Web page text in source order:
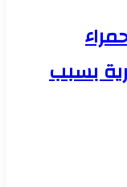
بسبب